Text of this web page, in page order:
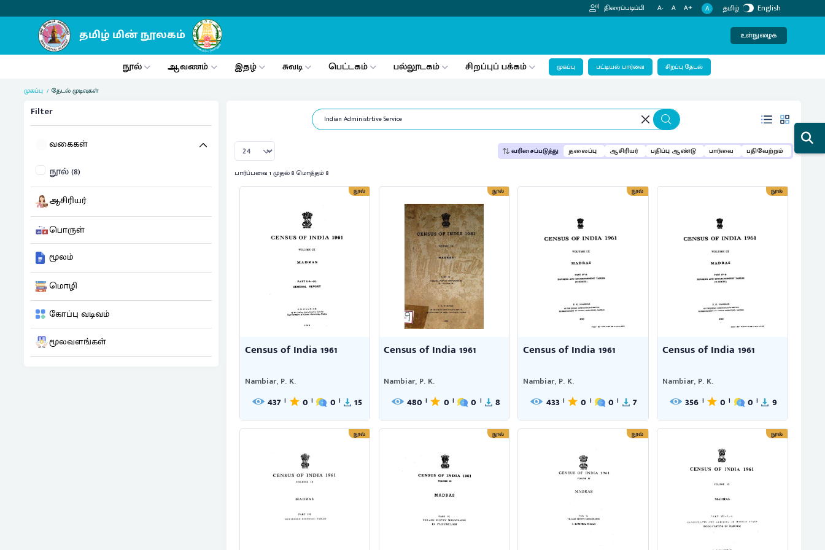
திரைப்படிப்பி A- A A+ A தமிழ் English
உள்நுழைக
நூல் ஆவணம் இதழ் சுவடி பெட்டகம் பல்லூடகம் சிறப்புப் பக்கம் முகப்பு பட்டியல் பார்வை சிறப்பு தேடல்
முகப்பு தேடல் முடிவுகள்
Filter
வகைகள்
நூல் (8)
ஆசிரியர்
பொருள்
மூலம்
மொழி
கோப்பு வடிவம்
மூலவளங்கள்
வரிசைப்படுத்து தலைப்பு ஆசிரியர் பதிப்பு ஆண்டு பார்வை பதிவேற்றம்
பார்ப்பவை 1 முதல் 8 மொத்தம் 8
நூல்
Census of India 1961
Nambiar, P. K.
437 | 0 | 0 | 15
நூல்
Census of India 1961
Nambiar, P. K.
480 | 0 | 0 | 8
நூல்
Census of India 1961
Nambiar, P. K.
433 | 0 | 0 | 7
நூல்
Census of India 1961
Nambiar, P. K.
356 | 0 | 0 | 9
நூல் நூல் நூல் நூல்